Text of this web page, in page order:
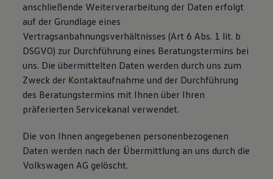
anschließende Weiterverarbeitung der Daten erfolgt
auf der Grundlage eines
Vertragsanbahnungsverhältnisses (Art 6 Abs. 1 lit. b
DSGVO) zur Durchführung eines Beratungstermins bei
uns. Die übermittelten Daten werden durch uns zum
Zweck der Kontaktaufnahme und der Durchführung
des Beratungstermins mit Ihnen über Ihren
präferierten Servicekanal verwendet.
Die von Ihnen angegebenen personenbezogenen
Daten werden nach der Übermittlung an uns durch die
Volkswagen AG gelöscht.